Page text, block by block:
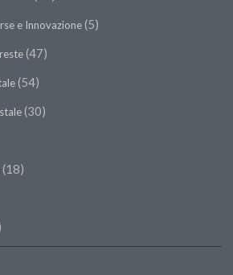
e Innovazione(5)
(47)
(54)
(30)
(18)